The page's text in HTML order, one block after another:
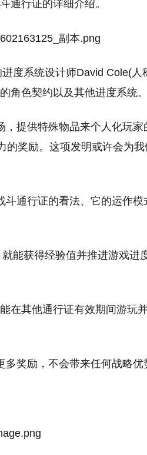
通行证的详细介绍。
度系统设计师David Cole(人
角色契约以及其他进度系统。
提供特殊物品来个人化玩家
的奖励。这项发明或许会为
通行证的看法、它的运作模
能获得经验值并推进游戏进
在其他通行证有效期间游玩
奖励，不会带来任何战略优